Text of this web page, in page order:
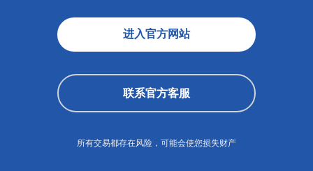
进入官方网站
联系官方客服
所有交易都存在风险，可能会使您损失财产